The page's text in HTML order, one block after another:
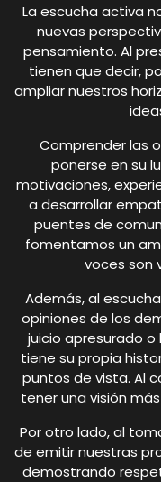
La escucha activa
nuevas
pensamiento. Al
tienen que decir,
ampliar nuestros
Comprender las
ponerse en su
motivaciones,
a desarrollar
puentes de
fomentamos un
voces son
Además, al
opiniones de los
juicio apresurado
tiene su propia
puntos de vista. Al
tener una visión
Por otro lado, al
de emitir nuestras
demostrando